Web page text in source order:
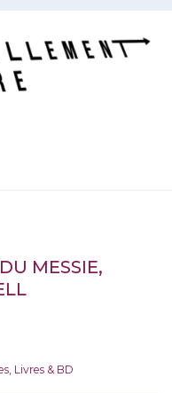
MESSIE,
Livres & BD